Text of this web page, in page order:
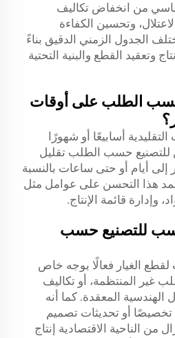
من انخفاض تكاليف
وتحسين الكفاءة
الجدول الزمني الدقيق بناءً
وتعقيد القطع والبنية التحتية
حسب الطلب على أوقات
أسابيعًا أو شهورًا
للتصنيع حسب الطلب تقليل
إلى أيام أو حتى ساعات بالنسبة
هذا التحسن على عوامل مثل
وإدارة قائمة الإنتاج.
للتصنيع حسب
الغيار فعالًا بوجه خاص
غير المنتظمة، أو تكاليف
الهندسية المعقدة. كما أنه
أو تحديثات تصميم
من الناحية الاقتصادية إنتاج